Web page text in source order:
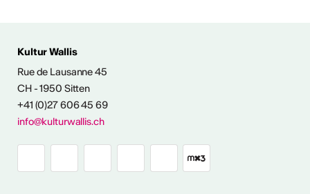
Ausstellungen
Himmel im Wallis
Kultur Wallis
Rue de Lausanne 45
CH - 1950 Sitten
+41 (0)27 606 45 69
info@kulturwallis.ch